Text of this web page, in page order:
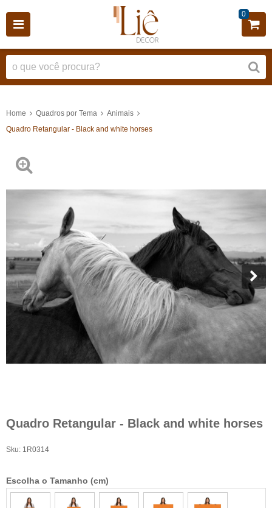
0
Home Quadros por Tema
Animais
Quadro Retangular - Black and white horses
Quadro Retangular - Black and white horses
Sku: 1R0314
Escolha o Tamanho (cm)